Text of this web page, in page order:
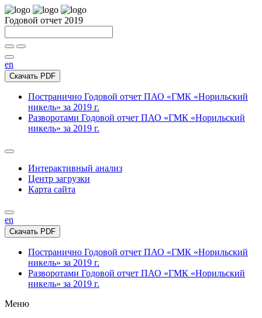
Годовой отчет 2019
en
Скачать PDF
Постранично Годовой отчет ПАО «ГМК «Норильский
никель» за 2019 г.
Разворотами Годовой отчет ПАО «ГМК «Норильский
никель» за 2019 г.
Интерактивный анализ
Центр загрузки
Карта сайта
en
Скачать PDF
Постранично Годовой отчет ПАО «ГМК «Норильский
никель» за 2019 г.
Разворотами Годовой отчет ПАО «ГМК «Норильский
никель» за 2019 г.
Меню